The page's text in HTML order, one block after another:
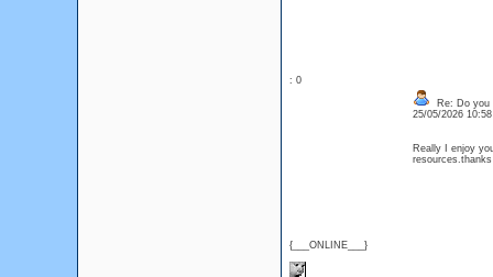
: 0
{___ONLINE___}
Re: Do you
25/05/2026
Really I enjoy